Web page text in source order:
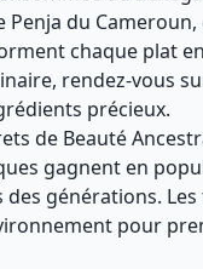
Penja du
chaque plat
rendez-vous
précieux.
de Beauté
gagnent en
générations.
pour